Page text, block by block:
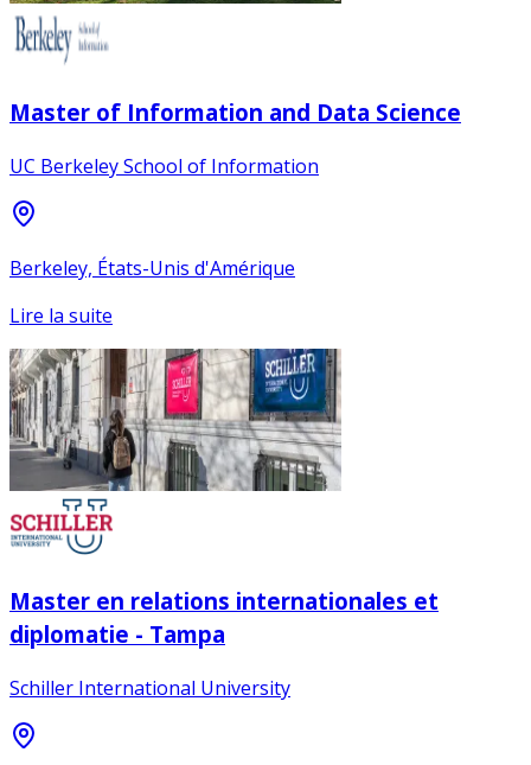
Master of Information and Data Science
UC Berkeley School of Information
Berkeley, États-Unis d'Amérique
Lire la suite
Master en relations internationales et
diplomatie - Tampa
Schiller International University